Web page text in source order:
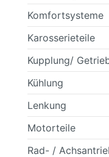
Komfortsysteme
Karosserieteile
Kupplung/
Kühlung
Lenkung
Motorteile
Rad- /